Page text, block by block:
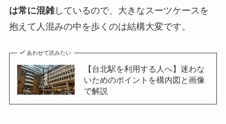
は常に混雑しているので、大きなスーツケースを
抱えて人混みの中を歩くのは結構大変です。
あわせて読みたい
【台北駅を利用する人へ】迷わな
いためのポイントを構内図と画像
で解説